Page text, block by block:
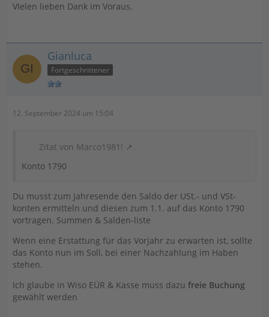
VIelen lieben Dank im Voraus.
Gianluca
Fortgeschrittener
12. September 2024 um 15:04
Zitat von Marco1981!
Konto 1790
Du musst zum Jahresende den Saldo der USt.- und VSt-
konten ermitteln und diesen zum 1.1. auf das Konto 1790
vortragen. Summen & Salden-liste
Wenn eine Erstattung für das Vorjahr zu erwarten ist, sollte
das Konto nun im Soll, bei einer Nachzahlung im Haben
stehen.
Ich glaube in Wiso EÜR & Kasse muss dazu freie Buchung
gewählt werden